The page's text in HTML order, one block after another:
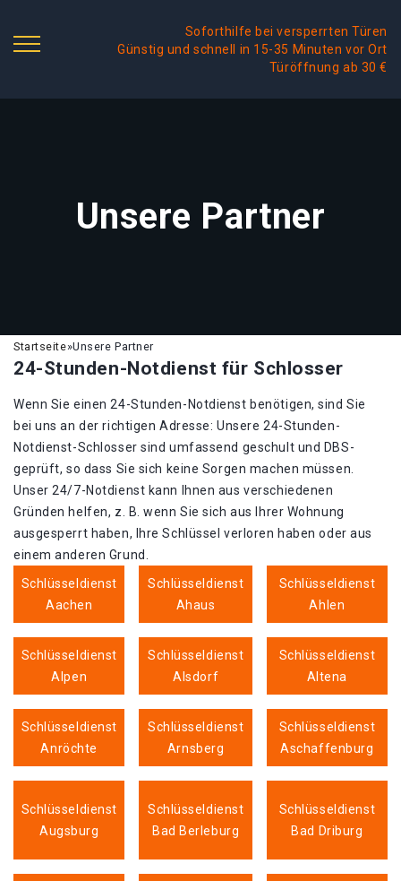
Soforthilfe bei versperrten Türen
Günstig und schnell in 15-35 Minuten vor Ort
Türöffnung ab 30 €
Unsere Partner
Startseite»Unsere Partner
24-Stunden-Notdienst für Schlosser
Wenn Sie einen 24-Stunden-Notdienst benötigen, sind Sie
bei uns an der richtigen Adresse: Unsere 24-Stunden-
Notdienst-Schlosser sind umfassend geschult und DBS-
geprüft, so dass Sie sich keine Sorgen machen müssen.
Unser 24/7-Notdienst kann Ihnen aus verschiedenen
Gründen helfen, z. B. wenn Sie sich aus Ihrer Wohnung
ausgesperrt haben, Ihre Schlüssel verloren haben oder aus
einem anderen Grund.
Schlüsseldienst
Aachen
Schlüsseldienst
Ahaus
Schlüsseldienst
Ahlen
Schlüsseldienst
Alpen
Schlüsseldienst
Alsdorf
Schlüsseldienst
Altena
Schlüsseldienst
Anröchte
Schlüsseldienst
Arnsberg
Schlüsseldienst
Aschaffenburg
Schlüsseldienst
Augsburg
Schlüsseldienst
Bad Berleburg
Schlüsseldienst
Bad Driburg